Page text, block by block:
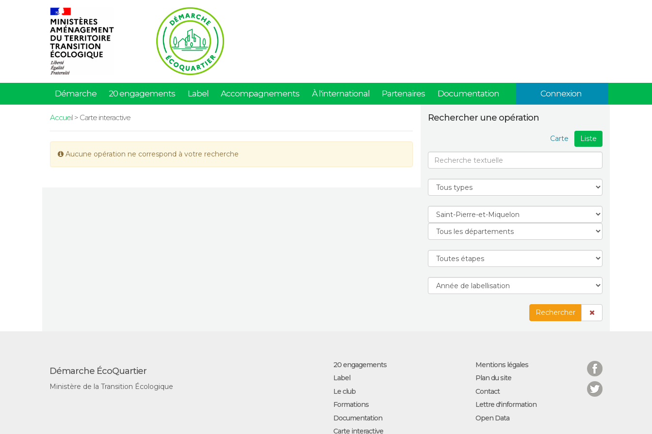
Démarche 20 engagements Label Accompagnements À l'international Partenaires Documentation Connexion
Accueil> Carte interactive
Aucune opération ne correspond à votre recherche
Rechercher une opération
Liste
Carte
Rechercher
Démarche ÉcoQuartier
Ministère de la Transition Écologique
20 engagements
Label
Le club
Formations
Documentation
Carte interactive
Mentions légales
Plan du site
Contact
Lettre d'information
Open Data
Facebook
Twitter